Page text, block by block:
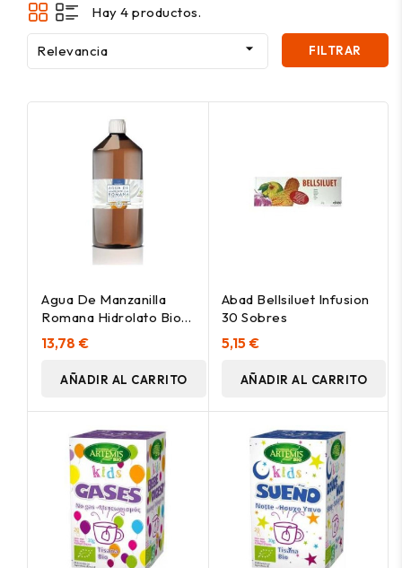
Hay 4 productos.
Relevancia  FILTRAR
Agua De Manzanilla
Romana Hidrolato Bio
250Ml.
13,78 €
AÑADIR AL CARRITO
Abad Bellsiluet Infusion
30 Sobres
5,15 €
AÑADIR AL CARRITO